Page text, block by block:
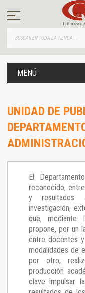
contenido
MENÚ
UNIDAD DE
El
reconocido,
y resultados
investigación,
que, mediante
propone, por un
entre docentes
modalidades de
por otro,
producción
clave impulsar